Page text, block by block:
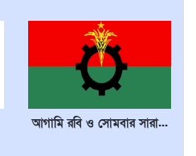
আগামি রবি ও সোমবার সারা...